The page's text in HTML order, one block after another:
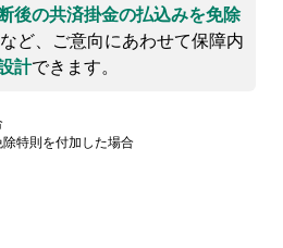
後の共済掛金の払込みを免除
など、ご意向にあわせて保障内
計できます。
特則を付加した場合